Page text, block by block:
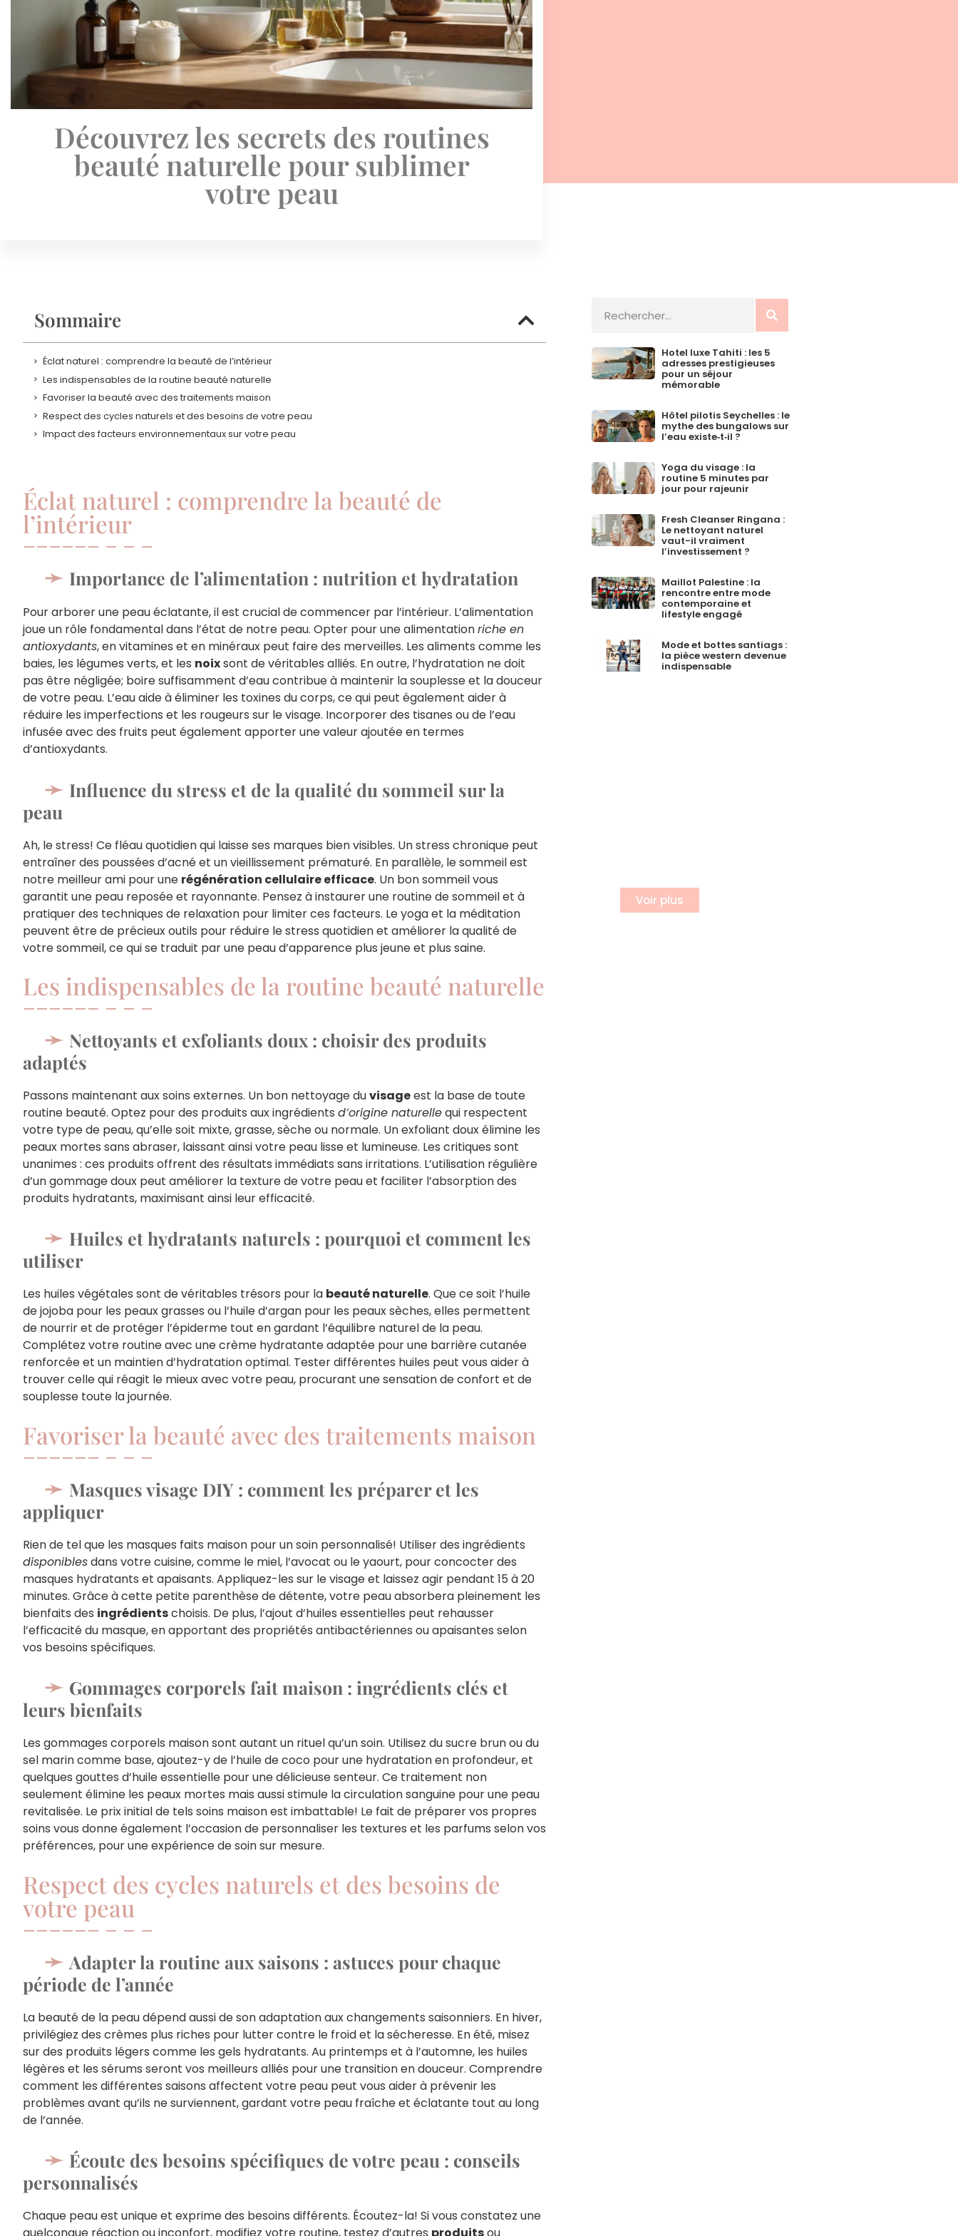
Découvrez les secrets des routines
beauté naturelle pour sublimer
votre peau
Sommaire
Éclat naturel : comprendre la beauté de l’intérieur
Les indispensables de la routine beauté naturelle
Favoriser la beauté avec des traitements maison
Respect des cycles naturels et des besoins de votre peau
Impact des facteurs environnementaux sur votre peau
Éclat naturel : comprendre la beauté de
l’intérieur
Importance de l’alimentation : nutrition et hydratation
Pour arborer une peau éclatante, il est crucial de commencer par l’intérieur. L’alimentation
joue un rôle fondamental dans l’état de notre peau. Opter pour une alimentationriche en
antioxydants, en vitamines et en minéraux peut faire des merveilles. Les aliments comme les
baies, les légumes verts, et les noixsont de véritables alliés. En outre, l’hydratation ne doit
pas être négligée; boire suffisamment d’eau contribue à maintenir la souplesse et la douceur
de votre peau. L’eau aide à éliminer les toxines du corps, ce qui peut également aider à
réduire les imperfections et les rougeurs sur le visage. Incorporer des tisanes ou de l’eau
infusée avec des fruits peut également apporter une valeur ajoutée en termes
d’antioxydants.
Influence du stress et de la qualité du sommeil sur la
peau
Ah, le stress! Ce fléau quotidien qui laisse ses marques bien visibles. Un stress chronique peut
entraîner des poussées d’acné et un vieillissement prématuré. En parallèle, le sommeil est
notre meilleur ami pour une régénération cellulaire efficace. Un bon sommeil vous
garantit une peau reposée et rayonnante. Pensez à instaurer une routine de sommeil et à
pratiquer des techniques de relaxation pour limiter ces facteurs. Le yoga et la méditation
peuvent être de précieux outils pour réduire le stress quotidien et améliorer la qualité de
votre sommeil, ce qui se traduit par une peau d’apparence plus jeune et plus saine.
Les indispensables de la routine beauté naturelle
Nettoyants et exfoliants doux : choisir des produits
adaptés
Passons maintenant aux soins externes. Un bon nettoyage duvisageest la base de toute
routine beauté. Optez pour des produits aux ingrédients d’origine naturellequi respectent
votre type de peau, qu’elle soit mixte, grasse, sèche ou normale. Un exfoliant doux élimine les
peaux mortes sans abraser, laissant ainsi votre peau lisse et lumineuse. Les critiques sont
unanimes : ces produits offrent des résultats immédiats sans irritations. L’utilisation régulière
d’un gommage doux peut améliorer la texture de votre peau et faciliter l’absorption des
produits hydratants, maximisant ainsi leur efficacité.
Huiles et hydratants naturels : pourquoi et comment les
utiliser
Les huiles végétales sont de véritables trésors pour la beauté naturelle. Que ce soit l’huile
de jojoba pour les peaux grasses ou l’huile d’argan pour les peaux sèches, elles permettent
de nourrir et de protéger l’épiderme tout en gardant l’équilibre naturel de la peau.
Complétez votre routine avec une crème hydratante adaptée pour une barrière cutanée
renforcée et un maintien d’hydratation optimal. Tester différentes huiles peut vous aider à
trouver celle qui réagit le mieux avec votre peau, procurant une sensation de confort et de
souplesse toute la journée.
Favoriser la beauté avec des traitements maison
Masques visage DIY : comment les préparer et les
appliquer
Rien de tel que les masques faits maison pour un soin personnalisé! Utiliser des ingrédients
disponiblesdans votre cuisine, comme le miel, l’avocat ou le yaourt, pour concocter des
masques hydratants et apaisants. Appliquez-les sur le visage et laissez agir pendant 15 à 20
minutes. Grâce à cette petite parenthèse de détente, votre peau absorbera pleinement les
bienfaits des ingrédientschoisis. De plus, l’ajout d’huiles essentielles peut rehausser
l’efficacité du masque, en apportant des propriétés antibactériennes ou apaisantes selon
vos besoins spécifiques.
Gommages corporels fait maison : ingrédients clés et
leurs bienfaits
Les gommages corporels maison sont autant un rituel qu’un soin. Utilisez du sucre brun ou du
sel marin comme base, ajoutez-y de l’huile de coco pour une hydratation en profondeur, et
quelques gouttes d’huile essentielle pour une délicieuse senteur. Ce traitement non
seulement élimine les peaux mortes mais aussi stimule la circulation sanguine pour une peau
revitalisée. Le prix initial de tels soins maison est imbattable! Le fait de préparer vos propres
soins vous donne également l’occasion de personnaliser les textures et les parfums selon vos
préférences, pour une expérience de soin sur mesure.
Respect des cycles naturels et des besoins de
votre peau
Adapter la routine aux saisons : astuces pour chaque
période de l’année
La beauté de la peau dépend aussi de son adaptation aux changements saisonniers. En hiver,
privilégiez des crèmes plus riches pour lutter contre le froid et la sécheresse. En été, misez
sur des produits légers comme les gels hydratants. Au printemps et à l’automne, les huiles
légères et les sérums seront vos meilleurs alliés pour une transition en douceur. Comprendre
comment les différentes saisons affectent votre peau peut vous aider à prévenir les
problèmes avant qu’ils ne surviennent, gardant votre peau fraîche et éclatante tout au long
de l’année.
Écoute des besoins spécifiques de votre peau : conseils
personnalisés
Chaque peau est unique et exprime des besoins différents. Écoutez-la! Si vous constatez une
Hotel luxe Tahiti : les 5
adresses prestigieuses
pour un séjour
mémorable
Hôtel pilotis Seychelles : le
mythe des bungalows sur
l’eau existe‑t‑il ?
Yoga du visage : la
routine 5 minutes par
jour pour rajeunir
Fresh Cleanser Ringana :
Le nettoyant naturel
vaut-il vraiment
l’investissement ?
Maillot Palestine : la
rencontre entre mode
contemporaine et
lifestyle engagé
Mode et bottes santiags :
la pièce western devenue
indispensable
Voir plus